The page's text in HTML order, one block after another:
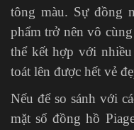
tông màu. Sự đồng
phẩm trở nên vô
thể kết hợp với
toát lên được hết vẻ
Nếu để so sánh với
mặt số đồng hồ